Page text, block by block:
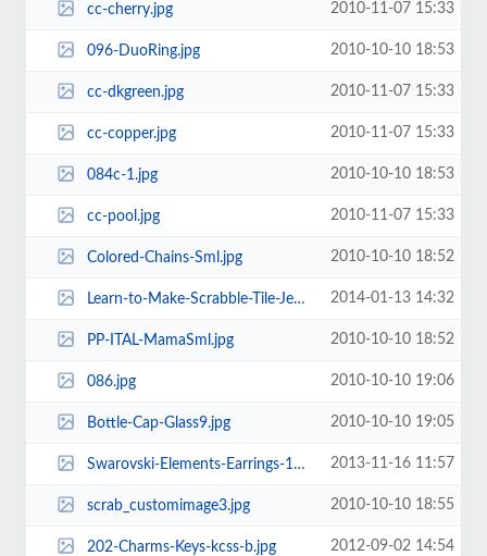
cc-cherry.jpg 2010-11-07 15:33
096-DuoRing.jpg 2010-10-10 18:53
cc-dkgreen.jpg 2010-11-07 15:33
cc-copper.jpg 2010-11-07 15:33
084c-1.jpg 2010-10-10 18:53
cc-pool.jpg 2010-11-07 15:33
Colored-Chains-Sml.jpg 2010-10-10 18:52
Learn-to-Make-Scrabble-Tile-Jewelry-2.jpg 2014-01-13 14:32
PP-ITAL-MamaSml.jpg 2010-10-10 18:52
086.jpg 2010-10-10 19:06
Bottle-Cap-Glass9.jpg 2010-10-10 19:05
Swarovski-Elements-Earrings-170x170.png 2013-11-16 11:57
scrab_customimage3.jpg 2010-10-10 18:55
202-Charms-Keys-kcss-b.jpg 2012-09-02 14:54